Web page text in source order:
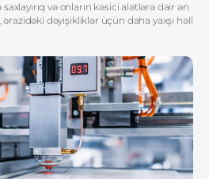
və onların kəsici alətlərə dair ən
ərazidəki dəyişikliklər üçün daha yaxşı həll